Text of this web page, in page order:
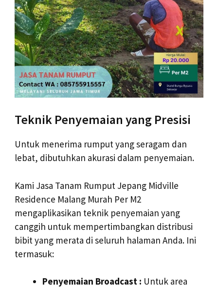
Teknik Penyemaian yang Presisi
Untuk menerima rumput yang seragam dan
lebat, dibutuhkan akurasi dalam penyemaian.
Kami Jasa Tanam Rumput Jepang Midville
Residence Malang Murah Per M2
mengaplikasikan teknik penyemaian yang
canggih untuk mempertimbangkan distribusi
bibit yang merata di seluruh halaman Anda. Ini
termasuk:
Penyemaian Broadcast : Untuk area